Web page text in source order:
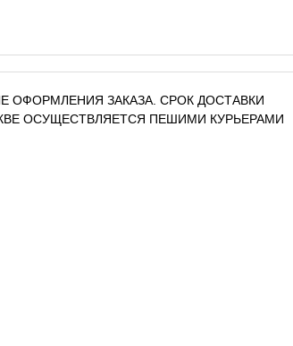
ОФОРМЛЕНИЯ ЗАКАЗА. СРОК ДОСТАВКИ
ОСУЩЕСТВЛЯЕТСЯ ПЕШИМИ КУРЬЕРАМИ